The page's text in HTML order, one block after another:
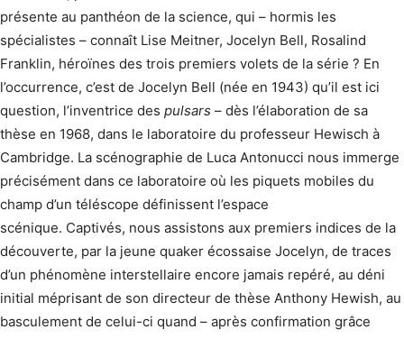
présente au panthéon de la science, qui – hormis les
spécialistes – connaît Lise Meitner, Jocelyn Bell, Rosalind
Franklin, héroïnes des trois premiers volets de la série ? En
l’occurrence, c’est de Jocelyn Bell (née en 1943) qu’il est ici
question, l’inventrice des pulsars – dès l’élaboration de sa
thèse en 1968, dans le laboratoire du professeur Hewisch à
Cambridge. La scénographie de Luca Antonucci nous immerge
précisément dans ce laboratoire où les piquets mobiles du
champ d’un téléscope définissent l’espace
scénique. Captivés, nous assistons aux premiers indices de la
découverte, par la jeune quaker écossaise Jocelyn, de traces
d’un phénomène interstellaire encore jamais repéré, au déni
initial méprisant de son directeur de thèse Anthony Hewish, au
basculement de celui-ci quand – après confirmation grâce